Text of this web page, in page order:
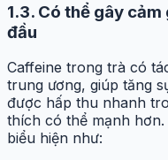
1.3. Có thể gây cảm
đầu
Caffeine trong trà có
trung ương, giúp tăng
được hấp thu nhanh
thích có thể mạnh
biểu hiện như: